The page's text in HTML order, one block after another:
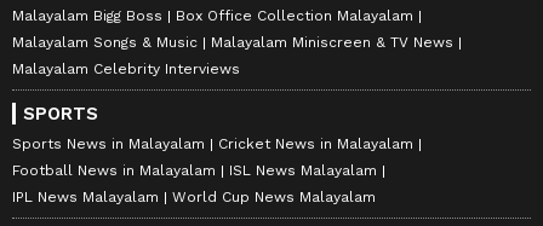
Malayalam Bigg Boss
Box Office Collection Malayalam
Malayalam Songs & Music
Malayalam Miniscreen & TV News
Malayalam Celebrity Interviews
SPORTS
Sports News in Malayalam
Cricket News in Malayalam
Football News in Malayalam
ISL News Malayalam
IPL News Malayalam
World Cup News Malayalam